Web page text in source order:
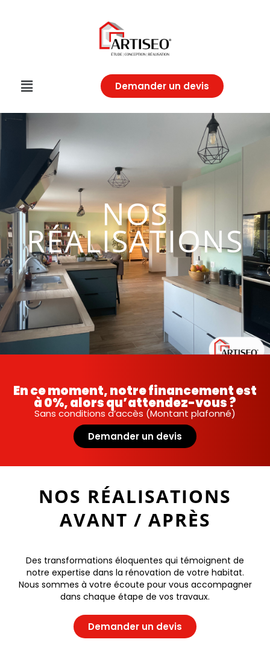
Demander un devis
NOS
RÉALISATIONS
En ce moment, notre financement est
à 0%, alors qu’attendez-vous ?
Sans conditions d’accès (Montant plafonné)
Demander un devis
NOS RÉALISATIONS
AVANT / APRÈS
Des transformations éloquentes qui témoignent de
notre expertise dans la rénovation de votre habitat.
Nous sommes à votre écoute pour vous accompagner
dans chaque étape de vos travaux.
Demander un devis